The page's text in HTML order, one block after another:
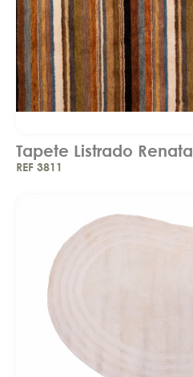
Tapete Listrado Renata
REF 3811